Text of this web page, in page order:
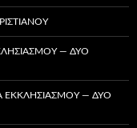
— ΔΎΟ
ΕΚΚΛΗΣΙΑΣΜΟΎ — ΔΎΟ